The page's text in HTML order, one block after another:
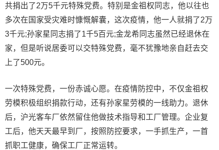
共捐出了2万5千元特殊党费。特别是金祖权同志，他以往也
多次在国家受灾难时慷慨解囊，这次疫情，他一人就捐了2万
3千元;孙家星同志捐了1千5百元;金龙希同志虽然已经退休在
家，但是听说居委可以交特殊党费，毫不犹豫地亲自赶去交
上了500元。
一次特殊党费，一份赤诚心愿。在疫情防控中，不仅金祖权
劳模积极组织捐款行动，还有孙家星劳模的一线助力。退休
后，沪光客车厂依然留住他做技术指导和工厂管理。企业复
工后，他天天最早到厂，按照防控要求，一手抓生产，一首
抓职工健康，确保工厂正常运转。